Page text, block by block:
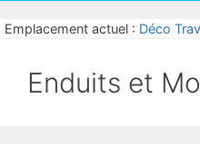
Emplacement actuel : Déco
Enduits et